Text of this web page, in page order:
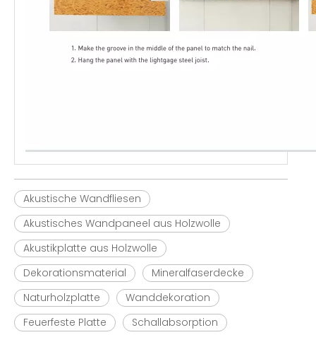
Akustische Wandfliesen
Akustisches Wandpaneel aus Holzwolle
Akustikplatte aus Holzwolle
Dekorationsmaterial
Mineralfaserdecke
Naturholzplatte
Wanddekoration
Feuerfeste Platte
Schallabsorption